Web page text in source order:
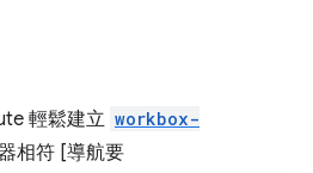
輕鬆建立 workbox-
相符 [導航要